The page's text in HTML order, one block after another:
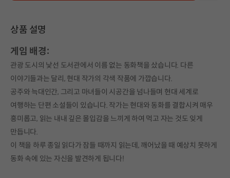
상품 설명
게임 배경:
관광 도시의 낯선 도서관에서 이름 없는 동화책을 샀습니다. 다른
이야기들과는 달리, 현대 작가의 각색 작품에 가깝습니다.
공주와 늑대인간, 그리고 마녀들이 시공간을 넘나들며 현대 세계로
여행하는 단편 소설들이 있습니다. 작가는 현대와 동화를 결합시켜 매우
흥미롭고, 읽는 내내 깊은 몰입감을 느끼게 하여 먹고 자는 것도 잊게
만듭니다.
이 책을 하루 종일 읽다가 잠들 때까지 읽는데, 깨어났을 때 예상치 못하게
동화 속에 있는 자신을 발견하게 됩니다!